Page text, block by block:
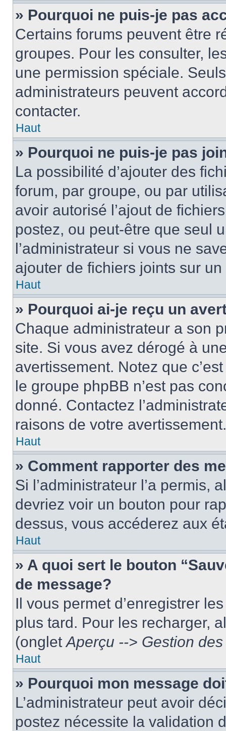
» Pourquoi ne puis-je pas
Certains forums peuvent être
groupes. Pour les consulter,
une permission spéciale.
administrateurs peuvent
contacter.
Haut
» Pourquoi ne puis-je pas
La possibilité d’ajouter des
forum, par groupe, ou par
avoir autorisé l’ajout de
postez, ou peut-être que seul
l’administrateur si vous ne
ajouter de fichiers joints sur un
Haut
» Pourquoi ai-je reçu un
Chaque administrateur a son
site. Si vous avez dérogé à
avertissement. Notez que
le groupe phpBB n’est pas
donné. Contactez
raisons de votre avertissement.
Haut
» Comment rapporter des
Si l’administrateur l’a permis,
devriez voir un bouton pour
dessus, vous accéderez aux
Haut
» A quoi sert le bouton
de message?
Il vous permet d’enregistrer
plus tard. Pour les recharger,
(ongletAperçu --> Gestion
Haut
» Pourquoi mon message
L’administrateur peut avoir
postez nécessite la validation